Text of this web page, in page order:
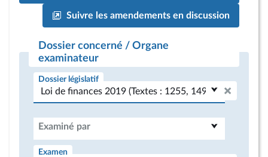
Suivre les amendements en discussion
Dossier concerné / Organe
examinateur
Dossier législatif
Examiné par
Examen